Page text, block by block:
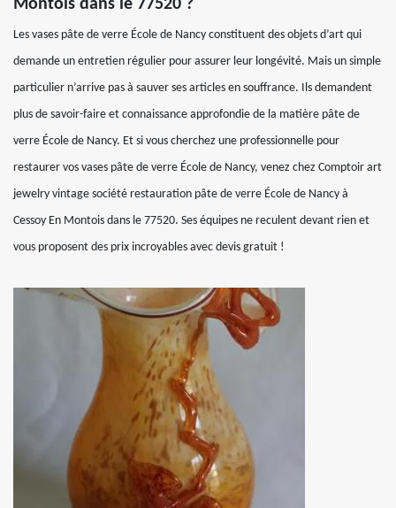
Montois dans le 77520 ?
Les vases pâte de verre École de Nancy constituent des objets d’art qui
demande un entretien régulier pour assurer leur longévité. Mais un simple
particulier n’arrive pas à sauver ses articles en souffrance. Ils demandent
plus de savoir-faire et connaissance approfondie de la matière pâte de
verre École de Nancy. Et si vous cherchez une professionnelle pour
restaurer vos vases pâte de verre École de Nancy, venez chez Comptoir art
jewelry vintage société restauration pâte de verre École de Nancy à
Cessoy En Montois dans le 77520. Ses équipes ne reculent devant rien et
vous proposent des prix incroyables avec devis gratuit !